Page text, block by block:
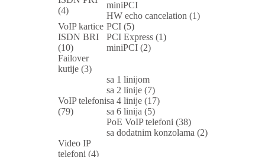
(4)
miniPCI
HW echo cancelation (1)
VoIP kartice
ISDN BRI
(10)
PCI (5)
PCI Express (1)
miniPCI (2)
Failover
kutije (3)
VoIP telefoni
(79)
sa 1 linijom
sa 2 linije (7)
sa 4 linije (17)
sa 6 linija (5)
PoE VoIP telefoni (38)
sa dodatnim konzolama (2)
Video IP
telefoni (4)